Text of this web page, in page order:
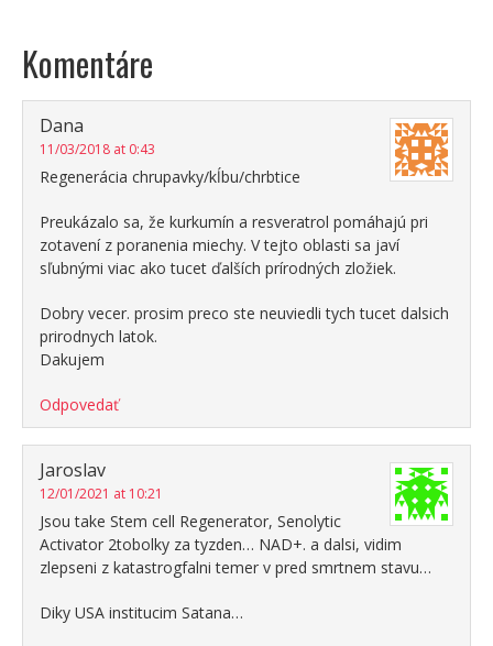
Komentáre
Dana
11/03/2018 at 0:43
Regenerácia chrupavky/kĺbu/chrbtice
Preukázalo sa, že kurkumín a resveratrol pomáhajú pri
zotavení z poranenia miechy. V tejto oblasti sa javí
sľubnými viac ako tucet ďalších prírodných zložiek.
Dobry vecer. prosim preco ste neuviedli tych tucet dalsich
prirodnych latok.
Dakujem
Odpovedať
Jaroslav
12/01/2021 at 10:21
Jsou take Stem cell Regenerator, Senolytic
Activator 2tobolky za tyzden… NAD+. a dalsi, vidim
zlepseni z katastrogfalni temer v pred smrtnem stavu…
Diky USA institucim Satana…